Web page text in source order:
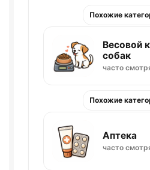
Похожие
Весовой
собак
часто
Похожие
Аптека
часто